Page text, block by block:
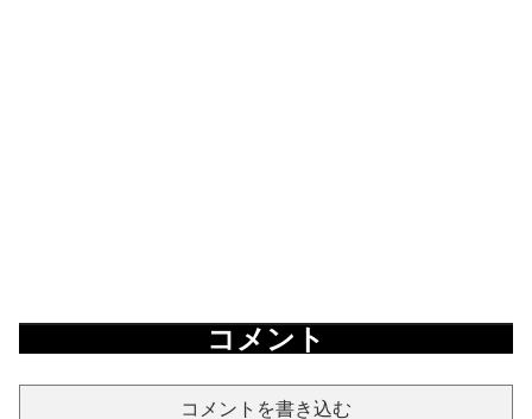
コメント
コメントを書き込む